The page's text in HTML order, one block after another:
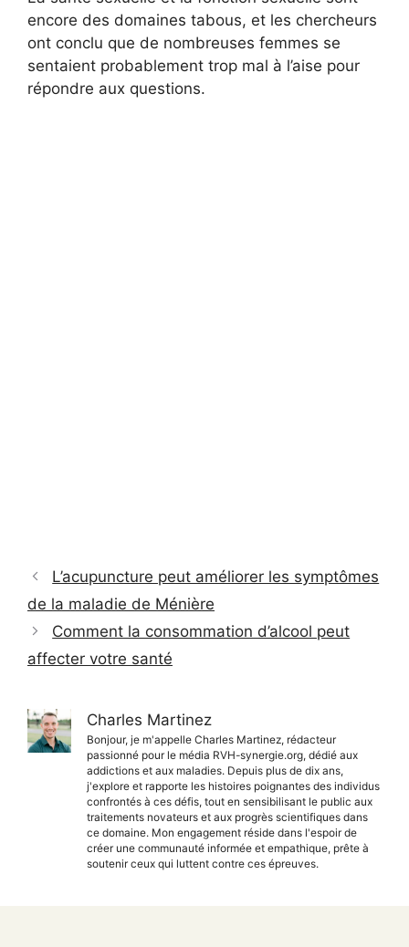
encore des domaines tabous, et les chercheurs
ont conclu que de nombreuses femmes se
sentaient probablement trop mal à l’aise pour
répondre aux questions.
L’acupuncture peut améliorer les symptômes
de la maladie de Ménière
Comment la consommation d’alcool peut
affecter votre santé
Charles Martinez
Bonjour, je m'appelle Charles Martinez, rédacteur
passionné pour le média RVH-synergie.org, dédié aux
addictions et aux maladies. Depuis plus de dix ans,
j'explore et rapporte les histoires poignantes des individus
confrontés à ces défis, tout en sensibilisant le public aux
traitements novateurs et aux progrès scientifiques dans
ce domaine. Mon engagement réside dans l'espoir de
créer une communauté informée et empathique, prête à
soutenir ceux qui luttent contre ces épreuves.